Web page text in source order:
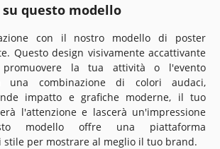
questo modello
con il nostro modello di poster
Questo design visivamente accattivante
la tua attività o l'evento
una combinazione di colori audaci,
impatto e grafiche moderne, il tuo
l'attenzione e lascerà un'impressione
modello offre una piattaforma
stile per mostrare al meglio il tuo brand.